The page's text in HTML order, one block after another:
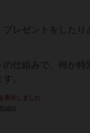
レゼントをしたり
仕組みで、何か特
。
表示しました